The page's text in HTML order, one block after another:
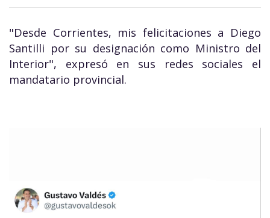
"Desde Corrientes, mis felicitaciones a Diego
Santilli por su designación como Ministro del
Interior", expresó en sus redes sociales el
mandatario provincial.